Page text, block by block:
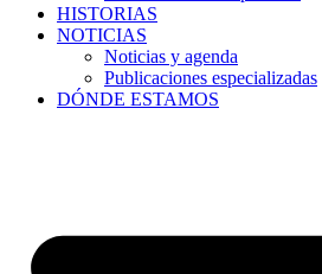
HISTORIAS
NOTICIAS
Noticias y agenda
Publicaciones especializadas
DÓNDE ESTAMOS